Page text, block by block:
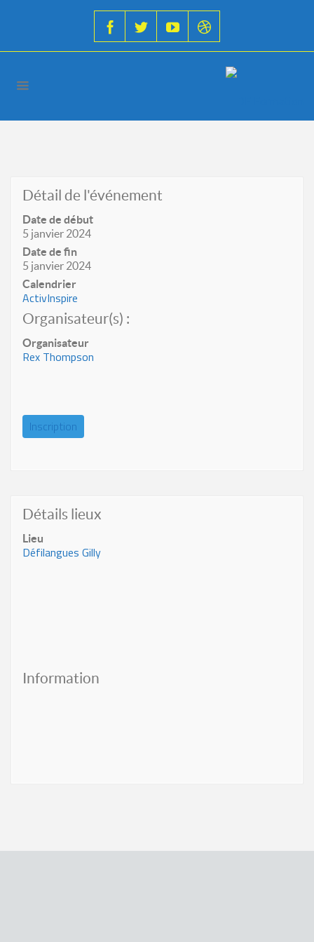
Détail de l'événement
Date de début
5 janvier 2024
Date de fin
5 janvier 2024
Calendrier
ActivInspire
Organisateur(s) :
Organisateur
Rex Thompson
Inscription
Détails lieux
Lieu
Défilangues Gilly
Information